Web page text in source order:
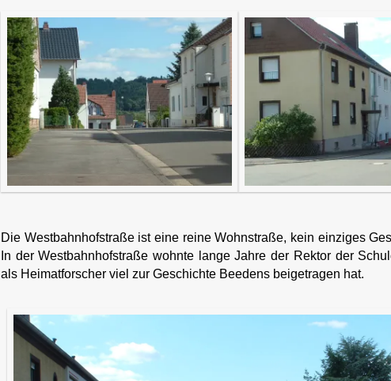
Die Westbahnhofstraße ist eine reine Wohnstraße, kein einziges
In der Westbahnhofstraße wohnte lange Jahre der Rektor der
als Heimatforscher viel zur Geschichte Beedens beigetragen hat.